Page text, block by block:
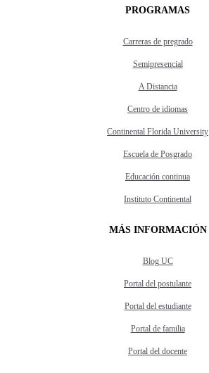
PROGRAMAS
Carreras de pregrado
Semipresencial
A Distancia
Centro de idiomas
Continental Florida University
Escuela de Posgrado
Educación continua
Instituto Continental
MÁS INFORMACIÓN
Blog UC
Portal del postulante
Portal del estudiante
Portal de familia
Portal del docente